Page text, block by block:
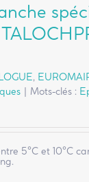
,
Mots-clés :
5°C et 10°C